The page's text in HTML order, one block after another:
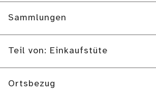
Sammlungen
Teil von: Einkaufstüte
Ortsbezug